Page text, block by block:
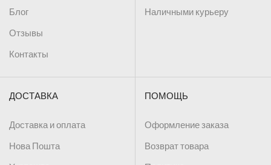
Блог
Отзывы
Контакты
Наличными курьеру
ДОСТАВКА
Доставка и оплата
Нова Пошта
ПОМОЩЬ
Оформление заказа
Возврат товара